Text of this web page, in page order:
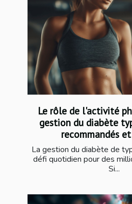
Le rôle de l'activité
gestion du diabète
recommandés
La gestion du diabète de
défi quotidien pour des
Si...